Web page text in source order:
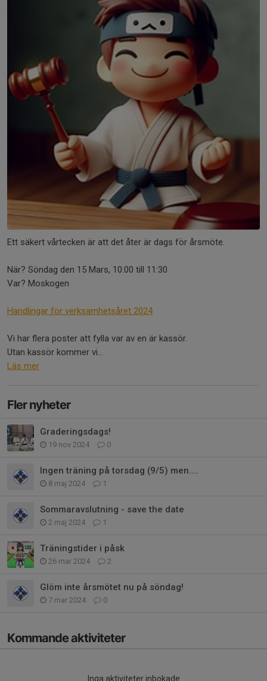
Ett säkert vårtecken är att det åter är dags för årsmöte.
När? Söndag den 15 Mars, 10:00 till 11:30
Var? Moskogen
Handlingar för verksamhetsåret 2024
Vi har flera poster att fylla var av en är kassör.
Utan kassör kommer vi...
Läs mer
Fler nyheter
Graderingsdags!
19 nov 2024 0
Ingen träning på torsdag (9/5) men....
8 maj 2024 1
Sommaravslutning - save the date
2 maj 2024 1
Träningstider i påsk
26 mar 2024 2
Glöm inte årsmötet nu på söndag!
7 mar 2024 0
Kommande aktiviteter
Inga aktiviteter inbokade